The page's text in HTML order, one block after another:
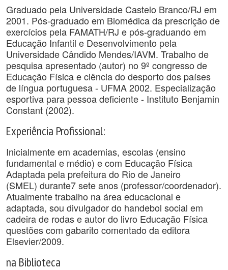
Graduado pela Universidade Castelo Branco/RJ em
2001. Pós-graduado em Biomédica da prescrição de
exercícios pela FAMATH/RJ e pós-graduando em
Educação Infantil e Desenvolvimento pela
Universidade Cândido Mendes/IAVM. Trabalho de
pesquisa apresentado (autor) no 9º congresso de
Educação Física e ciência do desporto dos países
de língua portuguesa - UFMA 2002. Especialização
esportiva para pessoa deficiente - Instituto Benjamin
Constant (2002).
Experiência Profissional:
Inicialmente em academias, escolas (ensino
fundamental e médio) e com Educação Física
Adaptada pela prefeitura do Rio de Janeiro
(SMEL) durante7 sete anos (professor/coordenador).
Atualmente trabalho na área educacional e
adaptada, sou divulgador do handebol social em
cadeira de rodas e autor do livro Educação Física
questões com gabarito comentado da editora
Elsevier/2009.
na Biblioteca